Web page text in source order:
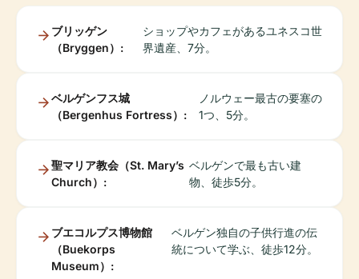
ブリッゲン
（Bryggen）:
ショップやカフェがあるユネスコ世
界遺産、7分。
ベルゲンフス城
（Bergenhus Fortress）:
ノルウェー最古の要塞の
1つ、5分。
聖マリア教会（St. Mary’s
Church）:
ベルゲンで最も古い建
物、徒歩5分。
ブエコルプス博物館
（Buekorps
Museum）:
ベルゲン独自の子供行進の伝
統について学ぶ、徒歩12分。